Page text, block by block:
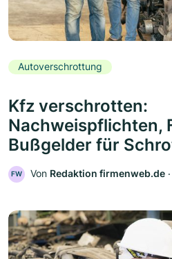
Autoverschrottung
Kfz verschrotten:
Nachweispflichten,
Bußgelder für
FW Von Redaktion firmenweb.de ‧